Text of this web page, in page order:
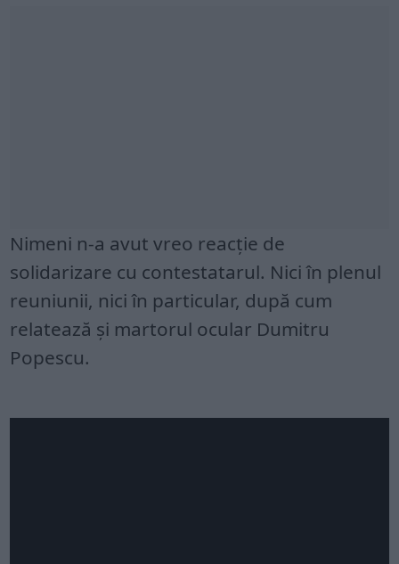
Nimeni n-a avut vreo reacţie de
solidarizare cu contestatarul. Nici în plenul
reuniunii, nici în particular, după cum
relatează şi martorul ocular Dumitru
Popescu.